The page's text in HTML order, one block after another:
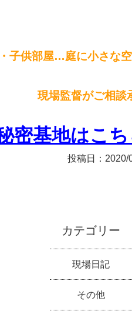
子供部屋…庭に小さな
現場監督がご相談
密基地はこ
投稿日： 2020/
カテゴリー
現場日記
その他